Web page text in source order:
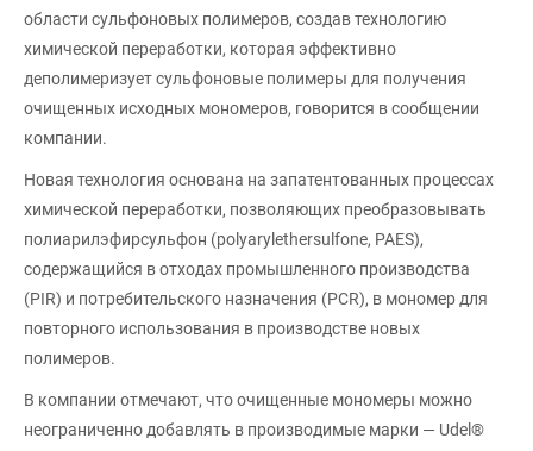
области сульфоновых полимеров, создав технологию
химической переработки, которая эффективно
деполимеризует сульфоновые полимеры для получения
очищенных исходных мономеров, говорится в сообщении
компании.
Новая технология основана на запатентованных процессах
химической переработки, позволяющих преобразовывать
полиарилэфирсульфон (polyarylethersulfone, PAES),
содержащийся в отходах промышленного производства
(PIR) и потребительского назначения (PCR), в мономер для
повторного использования в производстве новых
полимеров.
В компании отмечают, что очищенные мономеры можно
неограниченно добавлять в производимые марки — Udel®